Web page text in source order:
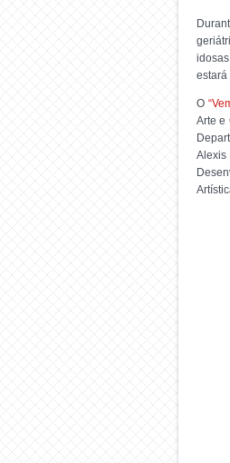
estará
O
Arte e